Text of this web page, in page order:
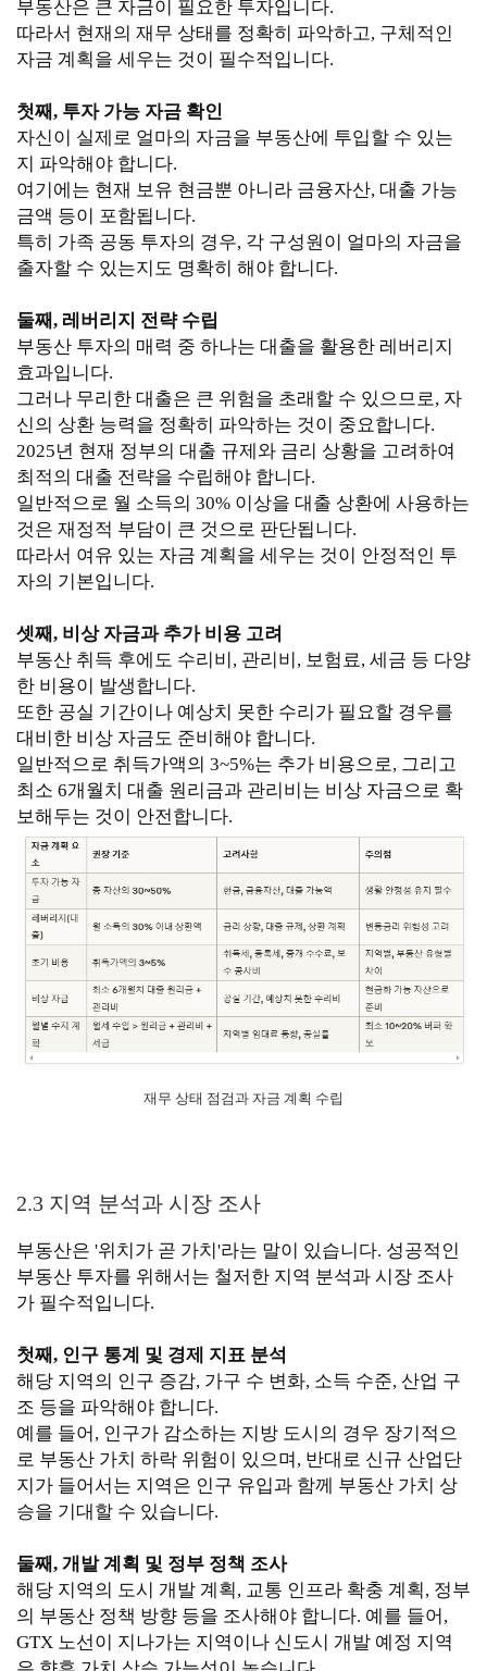
부동산은 큰 자금이 필요한 투자입니다.
따라서 현재의 재무 상태를 정확히 파악하고, 구체적인
자금 계획을 세우는 것이 필수적입니다.
첫째, 투자 가능 자금 확인
자신이 실제로 얼마의 자금을 부동산에 투입할 수 있는
지 파악해야 합니다.
여기에는 현재 보유 현금뿐 아니라 금융자산, 대출 가능
금액 등이 포함됩니다.
특히 가족 공동 투자의 경우, 각 구성원이 얼마의 자금을
출자할 수 있는지도 명확히 해야 합니다.
둘째, 레버리지 전략 수립
부동산 투자의 매력 중 하나는 대출을 활용한 레버리지
효과입니다.
그러나 무리한 대출은 큰 위험을 초래할 수 있으므로, 자
신의 상환 능력을 정확히 파악하는 것이 중요합니다.
2025년 현재 정부의 대출 규제와 금리 상황을 고려하여
최적의 대출 전략을 수립해야 합니다.
일반적으로 월 소득의 30% 이상을 대출 상환에 사용하는
것은 재정적 부담이 큰 것으로 판단됩니다.
따라서 여유 있는 자금 계획을 세우는 것이 안정적인 투
자의 기본입니다.
셋째, 비상 자금과 추가 비용 고려
부동산 취득 후에도 수리비, 관리비, 보험료, 세금 등 다양
한 비용이 발생합니다.
또한 공실 기간이나 예상치 못한 수리가 필요할 경우를
대비한 비상 자금도 준비해야 합니다.
일반적으로 취득가액의 3~5%는 추가 비용으로, 그리고
최소 6개월치 대출 원리금과 관리비는 비상 자금으로 확
보해두는 것이 안전합니다.
재무 상태 점검과 자금 계획 수립
2.3 지역 분석과 시장 조사
부동산은 '위치가 곧 가치'라는 말이 있습니다. 성공적인
부동산 투자를 위해서는 철저한 지역 분석과 시장 조사
가 필수적입니다.
첫째, 인구 통계 및 경제 지표 분석
해당 지역의 인구 증감, 가구 수 변화, 소득 수준, 산업 구
조 등을 파악해야 합니다.
예를 들어, 인구가 감소하는 지방 도시의 경우 장기적으
로 부동산 가치 하락 위험이 있으며, 반대로 신규 산업단
지가 들어서는 지역은 인구 유입과 함께 부동산 가치 상
승을 기대할 수 있습니다.
둘째, 개발 계획 및 정부 정책 조사
해당 지역의 도시 개발 계획, 교통 인프라 확충 계획, 정부
의 부동산 정책 방향 등을 조사해야 합니다. 예를 들어,
GTX 노선이 지나가는 지역이나 신도시 개발 예정 지역